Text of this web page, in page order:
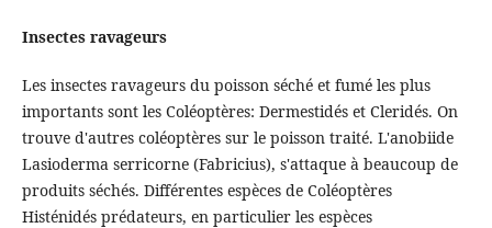
Insectes ravageurs
Les insectes ravageurs du poisson séché et fumé les plus
importants sont les Coléoptères: Dermestidés et Cleridés. On
trouve d'autres coléoptères sur le poisson traité. L'anobiide
Lasioderma serricorne (Fabricius), s'attaque à beaucoup de
produits séchés. Différentes espèces de Coléoptères
Histénidés prédateurs, en particulier les espèces